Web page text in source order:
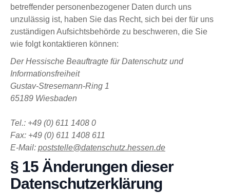
betreffender personenbezogener Daten durch uns
unzulässig ist, haben Sie das Recht, sich bei der für uns
zuständigen Aufsichtsbehörde zu beschweren, die Sie
wie folgt kontaktieren können:
Der Hessische Beauftragte für Datenschutz und
Informationsfreiheit
Gustav-Stresemann-Ring 1
65189 Wiesbaden
Tel.: +49 (0) 611 1408 0
Fax: +49 (0) 611 1408 611
E-Mail: poststelle@datenschutz.hessen.de
§ 15 Änderungen dieser
Datenschutzerklärung